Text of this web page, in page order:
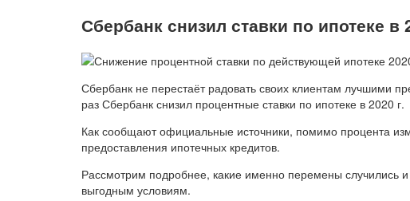
Сбербанк снизил ставки по ипотеке в
Сбербанк не перестаёт радовать своих клиентам лучшими
раз Сбербанк снизил процентные ставки по ипотеке в 2020 г.
Как сообщают официальные источники, помимо процента
предоставления ипотечных кредитов.
Рассмотрим подробнее, какие именно перемены случились
выгодным условиям.